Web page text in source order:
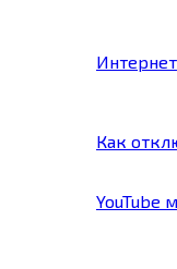
Интернет
Как
YouTube